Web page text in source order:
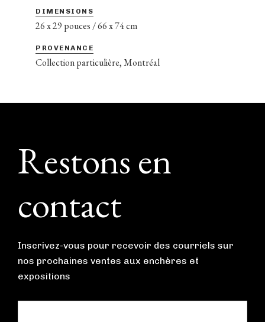
DIMENSIONS
26 x 29 pouces / 66 x 74 cm
PROVENANCE
Collection particulière, Montréal
Footer
Restons en
contact
Inscrivez-vous pour recevoir des courriels sur
nos prochaines ventes aux enchères et
expositions